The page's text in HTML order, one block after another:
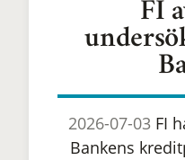
FI
2026-07-03 FI
Bankens